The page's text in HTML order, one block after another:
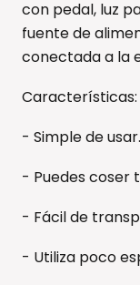
con pedal, luz
fuente de
conectada a la
Características:
- Simple de usar.
- Puedes coser
- Fácil de
- Utiliza poco